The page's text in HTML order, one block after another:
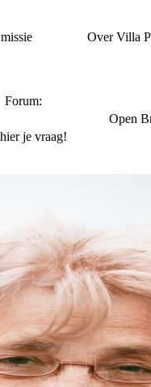
Over Villa
Forum:
je vraag!
Open
OP